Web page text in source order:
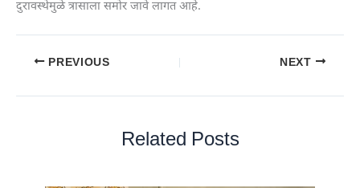
दुरावस्थेमुळे त्रासाला समोर जावे लागत आहे.
PREVIOUS NEXT
Related Posts